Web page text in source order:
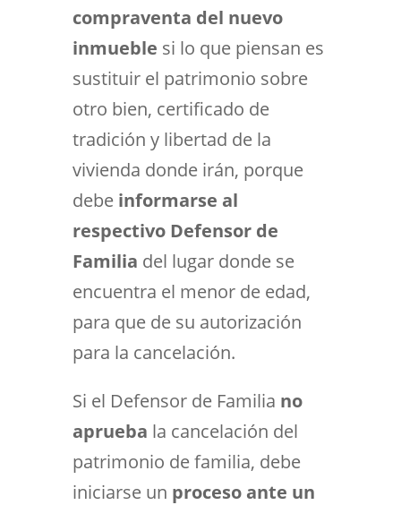
compraventa del nuevo
inmueble si lo que piensan es
sustituir el patrimonio sobre
otro bien, certificado de
tradición y libertad de la
vivienda donde irán, porque
debe informarse al
respectivo Defensor de
Familia del lugar donde se
encuentra el menor de edad,
para que de su autorización
para la cancelación.
Si el Defensor de Familia no
aprueba la cancelación del
patrimonio de familia, debe
iniciarse un proceso ante un